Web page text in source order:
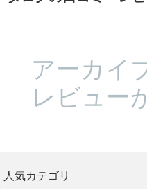
アーカイ
レビュー
人気カテゴリ